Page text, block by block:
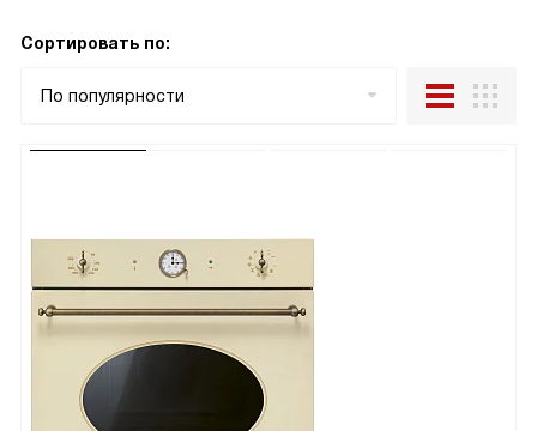
Сортировать по:
По популярности